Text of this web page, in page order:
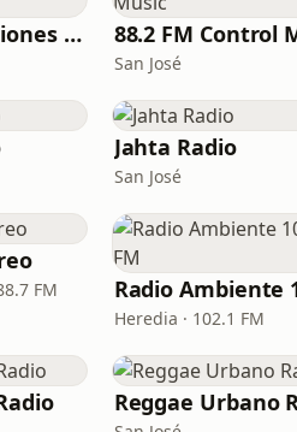
4Ms Producciones Music
San José
Jahta Radio
San José
FM
Heredia · 102.1 FM